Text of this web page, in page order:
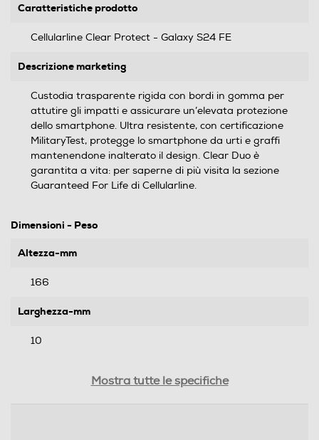
Caratteristiche prodotto
Cellularline Clear Protect - Galaxy S24 FE
Descrizione marketing
Custodia trasparente rigida con bordi in gomma per
attutire gli impatti e assicurare un’elevata protezione
dello smartphone. Ultra resistente, con certificazione
MilitaryTest, protegge lo smartphone da urti e graffi
mantenendone inalterato il design. Clear Duo è
garantita a vita: per saperne di più visita la sezione
Guaranteed For Life di Cellularline.
Dimensioni - Peso
Altezza-mm
166
Larghezza-mm
10
Mostra tutte le specifiche